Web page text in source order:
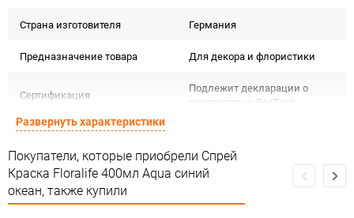
Страна изготовителя Германия
Предназначение товара Для декора и флористики
Сертификация
Подлежит декларации о
соответствии РосТест
Особые условия
Минимальное количество 1
Количество в коробке
Развернуть характеристики
Покупатели, которые приобрели Спрей
Краска Floralife 400мл Aqua синий
океан, также купили